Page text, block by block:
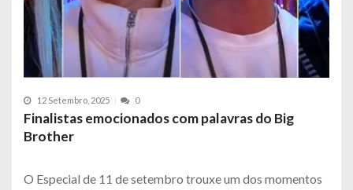
12 Setembro, 2025 0
Finalistas emocionados com palavras do Big
Brother
O Especial de 11 de setembro trouxe um dos momentos